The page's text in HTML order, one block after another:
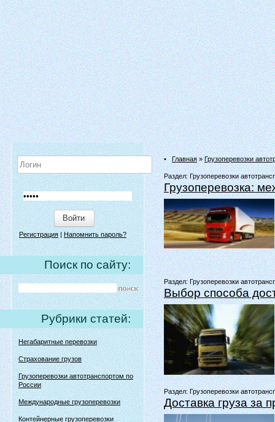
Войти
Регистрация|Напомнить пароль?
Поиск по сайту:
Рубрики статей:
Негабаритные перевозки
Страхование грузов
Грузоперевозки автотранспортом по
России
Международные грузоперевозки
Контейнерные грузоперевозки
•Главная»Грузоперевозки
Раздел:Грузоперевозки
Грузоперевозка:
Раздел:Грузоперевозки
Выбор способа
Раздел:Грузоперевозки
Доставка груза за